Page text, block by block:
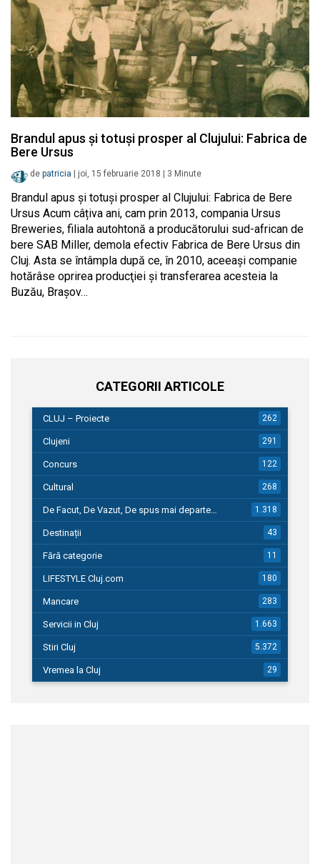
Brandul apus și totuși prosper al Clujului: Fabrica de
Bere Ursus
de patricia joi, 15 februarie 2018 3 Minute
Brandul apus și totuși prosper al Clujului: Fabrica de Bere
Ursus Acum câțiva ani, cam prin 2013, compania Ursus
Breweries, filiala autohtonă a produ­cătorului sud-african de
bere SAB Miller, demola efectiv Fabrica de Bere Ursus din
Cluj. Asta se întâmpla după ce, în 2010, aceeași companie
hotărâse oprirea producţiei şi transferarea acesteia la
Buzău, Braşov…
CATEGORII ARTICOLE
CLUJ – Proiecte 262
Clujeni 291
Concurs 122
Cultural 268
De Facut, De Vazut, De spus mai departe… 1.318
Destinații 43
Fără categorie 11
LIFESTYLE Cluj.com 180
Mancare 283
Servicii in Cluj 1.663
Stiri Cluj 5.372
Vremea la Cluj 29